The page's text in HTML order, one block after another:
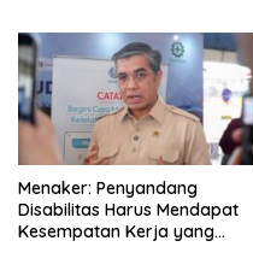
Menaker: Penyandang
Disabilitas Harus Mendapat
Kesempatan Kerja yang